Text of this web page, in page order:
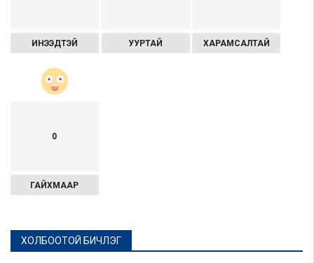
ИНЭЭДТЭЙ УУРТАЙ ХАРАМСАЛТАЙ
0
ГАЙХМААР
ХОЛБООТОЙ БИЧЛЭГ